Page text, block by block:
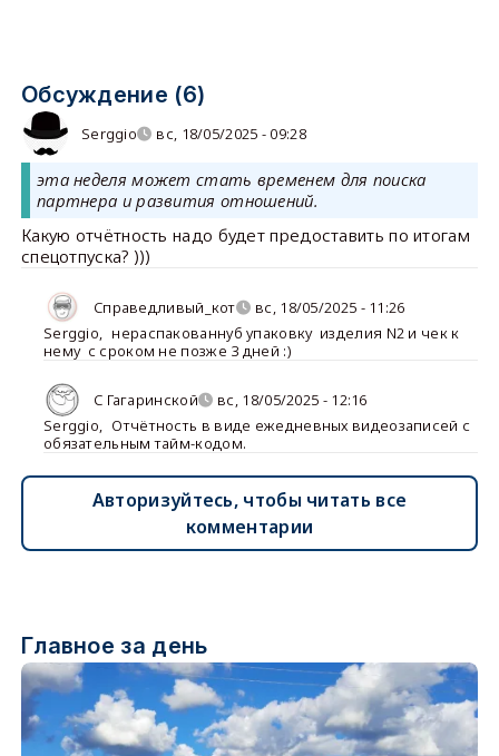
Обсуждение (6)
Serggio вс, 18/05/2025 - 09:28
эта неделя может стать временем для поиска
партнера и развития отношений.
Какую отчётность надо будет предоставить по итогам
спецотпуска? )))
Справедливый_кот
вс, 18/05/2025 - 11:26
Serggio, нераспакованнуб упаковку изделия N2 и чек к
нему с сроком не позже 3 дней :)
С Гагаринской
вс, 18/05/2025 - 12:16
Serggio, Отчётность в виде ежедневных видеозаписей с
обязательным тайм-кодом.
Авторизуйтесь, чтобы читать все
комментарии
Главное за день